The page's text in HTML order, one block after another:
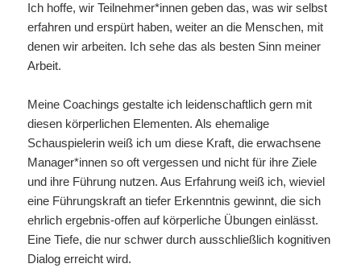
Ich hoffe, wir Teilnehmer*innen geben das, was wir selbst
erfahren und erspürt haben, weiter an die Menschen, mit
denen wir arbeiten. Ich sehe das als besten Sinn meiner
Arbeit.
Meine Coachings gestalte ich leidenschaftlich gern mit
diesen körperlichen Elementen. Als ehemalige
Schauspielerin weiß ich um diese Kraft, die erwachsene
Manager*innen so oft vergessen und nicht für ihre Ziele
und ihre Führung nutzen. Aus Erfahrung weiß ich, wieviel
eine Führungskraft an tiefer Erkenntnis gewinnt, die sich
ehrlich ergebnis-offen auf körperliche Übungen einlässt.
Eine Tiefe, die nur schwer durch ausschließlich kognitiven
Dialog erreicht wird.